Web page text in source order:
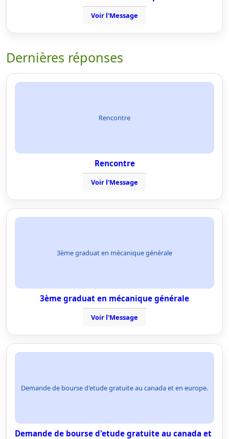
Voir l'Message
Dernières réponses
Rencontre
Rencontre
Voir l'Message
3ème graduat en mécanique générale
3ème graduat en mécanique générale
Voir l'Message
Demande de bourse d'etude gratuite au canada et en europe.
Demande de bourse d'etude gratuite au canada et